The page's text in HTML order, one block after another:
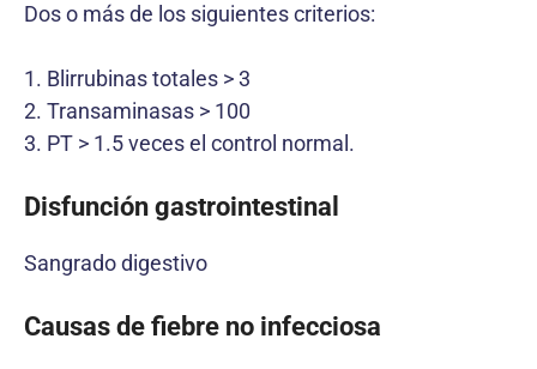
Dos o más de los siguientes criterios:
1. Blirrubinas totales > 3
2. Transaminasas > 100
3. PT > 1.5 veces el control normal.
Disfunción gastrointestinal
Sangrado digestivo
Causas de fiebre no infecciosa